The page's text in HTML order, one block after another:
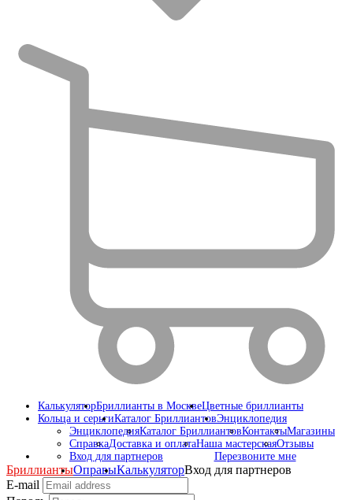
КалькуляторБриллианты в МосквеЦветные бриллианты
Кольца и серьгиКаталог БриллиантовЭнциклопедия
ЭнциклопедияКаталог БриллиантовКонтактыМагазины
СправкаДоставка и оплатаНаша мастерскаяОтзывы
Вход для партнеров
Перезвоните мне
БриллиантыОправыКалькуляторВход для партнеров
E-mail